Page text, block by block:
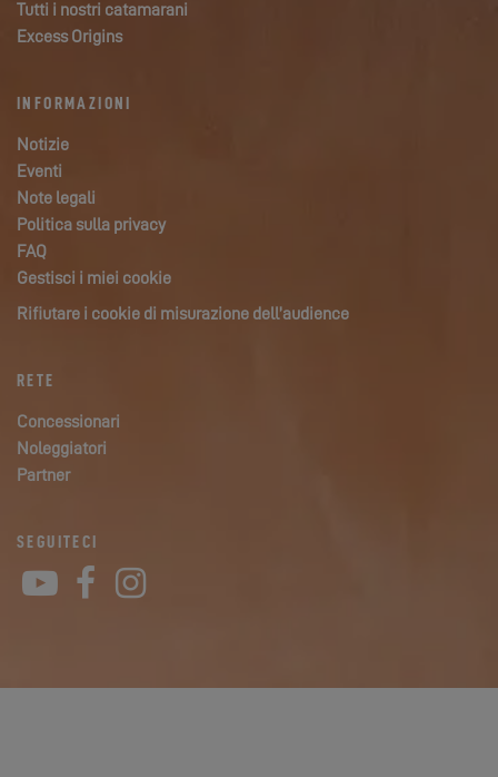
Tutti i nostri catamarani
Excess Origins
INFORMAZIONI
Notizie
Eventi
Note legali
Politica sulla privacy
FAQ
Gestisci i miei cookie
Rifiutare i cookie di misurazione dell’audience
RETE
Concessionari
Noleggiatori
Partner
SEGUITECI
YouTube
Facebook
Instagram